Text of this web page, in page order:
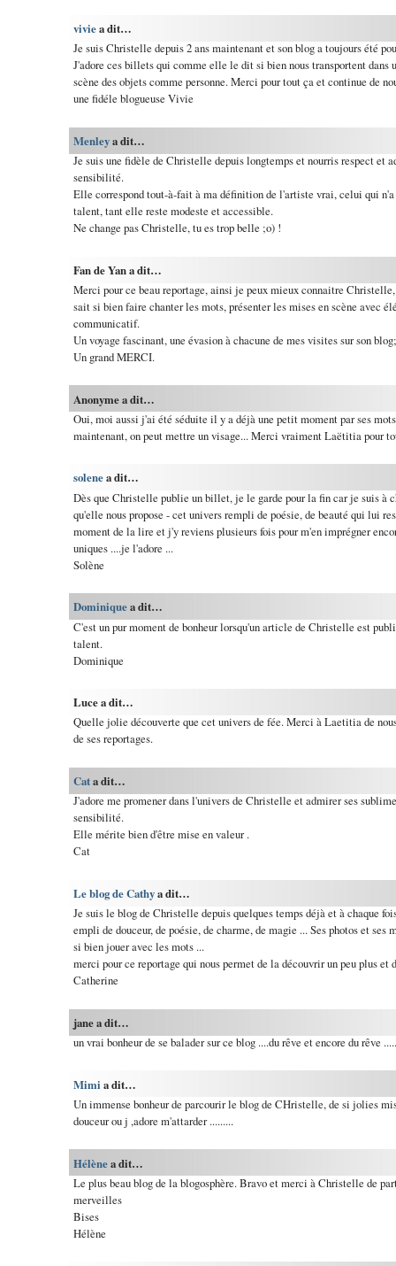
viviea dit…
Je suis Christelle depuis 2 ans maintenant et son blog a toujours été
J'adore ces billets qui comme elle le dit si bien nous transportent dans
scène des objets comme personne. Merci pour tout ça et continue de
une fidéle blogueuse Vivie
Menleya dit…
Je suis une fidèle de Christelle depuis longtemps et nourris respect et
sensibilité.
Elle correspond tout-à-fait à ma définition de l'artiste vrai, celui qui
talent, tant elle reste modeste et accessible.
Ne change pas Christelle, tu es trop belle ;o) !
Fan de Yan a dit…
Merci pour ce beau reportage, ainsi je peux mieux connaitre
sait si bien faire chanter les mots, présenter les mises en scène avec
communicatif.
Un voyage fascinant, une évasion à chacune de mes visites sur son blog;
Un grand MERCI.
Anonyme a dit…
Oui, moi aussi j'ai été séduite il y a déjà une petit moment par ses
maintenant, on peut mettre un visage... Merci vraiment Laëtitia pour
solenea dit…
Dès que Christelle publie un billet, je le garde pour la fin car je suis à
qu'elle nous propose - cet univers rempli de poésie, de beauté qui lui
moment de la lire et j'y reviens plusieurs fois pour m'en imprégner
uniques ....je l'adore ...
Solène
Dominiquea dit…
C'est un pur moment de bonheur lorsqu'un article de Christelle est
talent.
Dominique
Luce a dit…
Quelle jolie découverte que cet univers de fée. Merci à Laetitia de
de ses reportages.
Cata dit…
J'adore me promener dans l'univers de Christelle et admirer ses
sensibilité.
Elle mérite bien d'être mise en valeur .
Cat
Le blog de Cathya dit…
Je suis le blog de Christelle depuis quelques temps déjà et à chaque
empli de douceur, de poésie, de charme, de magie ... Ses photos et
si bien jouer avec les mots ...
merci pour ce reportage qui nous permet de la découvrir un peu plus et
Catherine
jane a dit…
un vrai bonheur de se balader sur ce blog ....du rêve et encore du rêve .....
Mimi a dit…
Un immense bonheur de parcourir le blog de CHristelle, de si jolies
douceur ou j ,adore m'attarder .........
Hélènea dit…
Le plus beau blog de la blogosphère. Bravo et merci à Christelle de
merveilles
Bises
Hélène